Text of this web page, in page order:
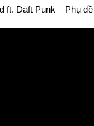
ft. Daft Punk – Phụ